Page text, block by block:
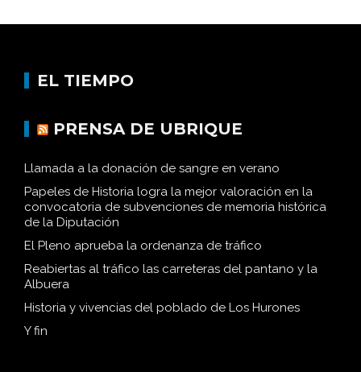
EL TIEMPO
PRENSA DE UBRIQUE
Llamada a la donación de sangre en verano
Papeles de Historia logra la mejor valoración en la
convocatoria de subvenciones de memoria histórica
de la Diputación
El Pleno aprueba la ordenanza de tráfico
Reabiertas al tráfico las carreteras del pantano y la
Albuera
Historia y vivencias del poblado de Los Hurones
Y fin